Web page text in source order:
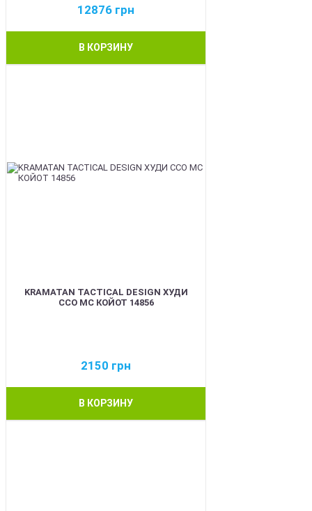
12876 грн
В КОРЗИНУ
KRAMATAN TACTICAL DESIGN ХУДИ
ССО МС КОЙОТ 14856
2150 грн
В КОРЗИНУ